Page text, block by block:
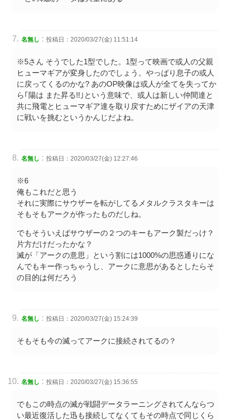
名無し : 投稿日：2020/03/27(金) 11:51:14
※5さん そうでした1型でした。1型って映画で或人の父親
ヒューマギアが変身したのでしょう。やっぱり息子の或人
に戻ってくるのかな? あのOP映像は或人が全てを失ってか
ら｢陽は また昇る!!｣という意味で、或人は新しい仲間達と
共に飛電とヒューマギア達を取り戻すためにザイアの天津
に戦いを挑むというかんじだよね。
名無し : 投稿日：2020/03/27(金) 12:27:46
※6
俺もこれだと思う
それに実際にサウザーを転がしてるメタルクラスタキーは
そもそもアークが作ったものだしね。
でもそういえばサウザーの２つのキーもアーク製だっけ？
片方だけだったかな？
滅が「アークの意思」という割には1000%の思惑通りにな
んでもキー作っちゃうし、アークに意思があるとしたらそ
の目的は何だろう
名無し : 投稿日：2020/03/27(金) 15:24:39
そもそも今の滅ってアークに接続されてるの？
名無し : 投稿日：2020/03/27(金) 15:36:55
でもこの時点の滅が戦闘データラーニングされてんならつ
い最近復活した迅も接続してなくてもその時点で同じくら